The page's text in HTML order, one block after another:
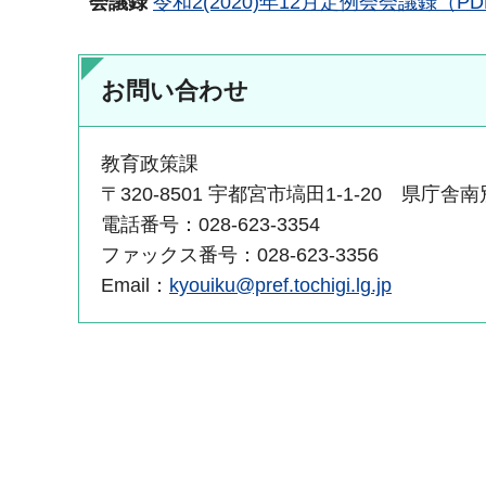
お問い合わせ
教育政策課
〒320-8501 宇都宮市塙田1-1-20 県庁舎南
電話番号：028-623-3354
ファックス番号：028-623-3356
Email： kyouiku@pref.tochigi.lg.jp